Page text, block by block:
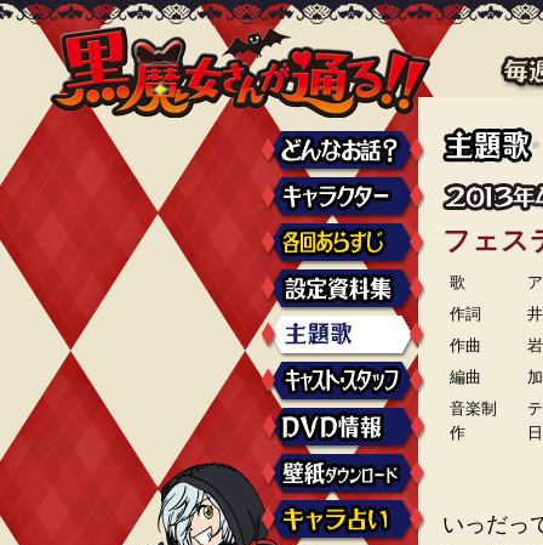
フェス
歌
作詞
作曲
編曲
音楽制
作
いっだっ